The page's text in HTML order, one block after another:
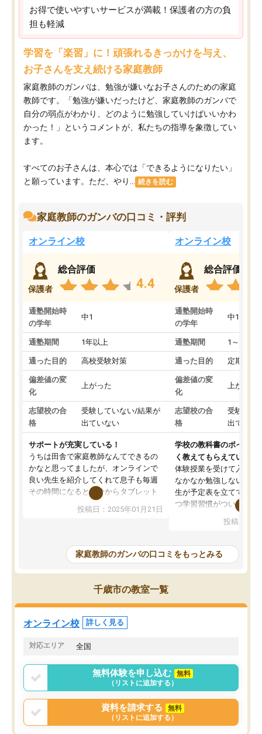
お得で使いやすいサービスが満載！保護者の方の負
担も軽減
学習を「楽習」に！頑張れるきっかけを与え、
お子さんを支え続ける家庭教師
家庭教師のガンバは、勉強が嫌いなお子さんのための家庭
教師です。「勉強が嫌いだったけど、家庭教師のガンバで
自分の弱点がわかり、どのように勉強していけばいいかわ
かった！」というコメントが、私たちの指導を象徴してい
ます。
すべてのお子さんは、本心では「できるようになりたい」
と願っています。ただ、やり...
続きを読む
家庭教師のガンバの口コミ・評判
オンライン校
保護者
総合評価
4.4
通塾開始時
の学年
中1
通塾期間 1年以上
通った目的 高校受験対策
偏差値の変
化
上がった
志望校の合
格
受験していない/結果が
出ていない
サポートが充実している！
うちは田舎で家庭教師なんてできるの
かなと思ってましたが、オンラインで
良い先生を紹介してくれて息子も毎週
その時間になると自分からタブレット
を開いてzoomを繋げるようになりまし
た！5科目なんでもOKなのもとても気
めて1年ほどだった今では平均点以上の
科目が増えてきました！あと1年受験ま
であるので無料の週末教室を使用しな
がら頑張って欲しいと思います！
投稿日：2025年01月21日
オンライン校
保護者
総合評価
通塾開始時
の学年
中1
通塾期間 1～3ヵ月
通った目的 定期テス
偏差値の変
化
上がった
志望校の合
格
受験して
出ていな
学校の教科書のポイント
く教えてもらえている
体験授業を受けて入塾し
なかなか勉強しない息子
生が予定表を立ててくれ
つ学習習慣がついてきま
指導が無い日も予定表
問できるのでとても助か
投稿日：
家庭教師のガンバの口コミをもっとみる
千歳市の教室一覧
オンライン校 詳しく見る
対応エリア 全国
無料体験を申し込む
無料
（リストに追加する）
資料を請求する
無料
（リストに追加する）